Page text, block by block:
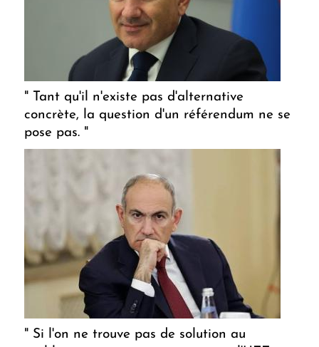
" Tant qu'il n'existe pas d'alternative
concrète, la question d'un référendum ne se
pose pas. "
" Si l'on ne trouve pas de solution au